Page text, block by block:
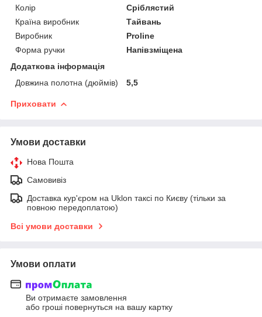
Колір
Сріблястий
Країна виробник
Тайвань
Виробник
Proline
Форма ручки
Напівзміщена
Додаткова інформація
Довжина полотна (дюймів)
5,5
Приховати
Умови доставки
Нова Пошта
Самовивіз
Доставка кур'єром на Uklon таксі по Києву (тільки за
повною передоплатою)
Всі умови доставки
Умови оплати
Ви отримаєте замовлення
або гроші повернуться на вашу картку